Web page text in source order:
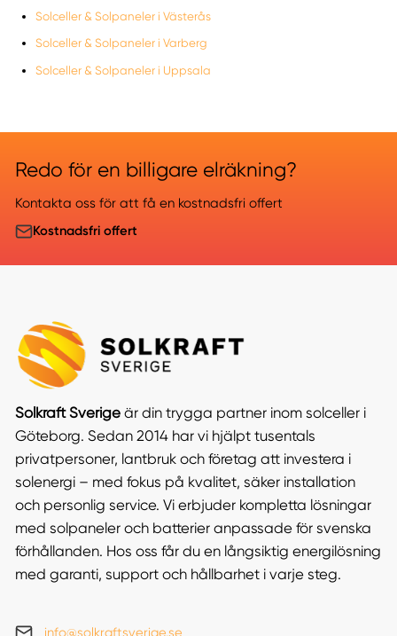
Solceller & Solpaneler i Västerås
Solceller & Solpaneler i Varberg
Solceller & Solpaneler i Uppsala
Redo för en billigare elräkning?
Kontakta oss för att få en kostnadsfri offert
Kostnadsfri offert
Solkraft Sverigeär din trygga partner inom solceller i
Göteborg. Sedan 2014 har vi hjälpt tusentals
privatpersoner, lantbruk och företag att investera i
solenergi – med fokus på kvalitet, säker installation
och personlig service. Vi erbjuder kompletta lösningar
med solpaneler och batterier anpassade för svenska
förhållanden. Hos oss får du en långsiktig energilösning
med garanti, support och hållbarhet i varje steg.
info@solkraftsverige.se